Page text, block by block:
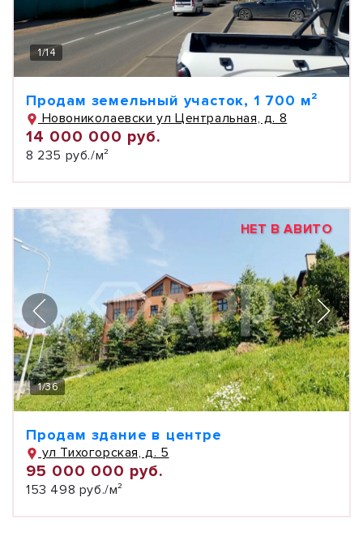
1/14
Продам земельный участок, 1 700 м²
Новониколаевски ул Центральная, д. 8
14 000 000 руб.
8 235 руб./м²
НЕТ В АВИТО
1/36
Продам здание в центре
ул Тихогорская, д. 5
95 000 000 руб.
153 498 руб./м²